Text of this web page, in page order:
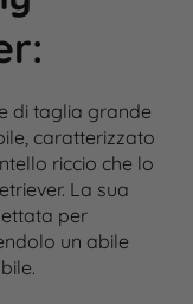
:
di taglia grande
caratterizzato
riccio che lo
La sua
per
un abile